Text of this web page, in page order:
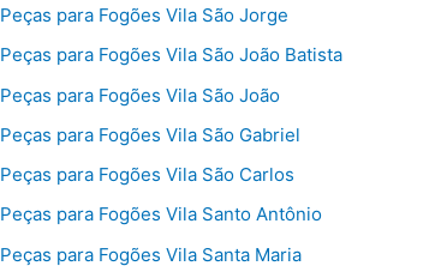
Peças para Fogões Vila São Jorge
Peças para Fogões Vila São João Batista
Peças para Fogões Vila São João
Peças para Fogões Vila São Gabriel
Peças para Fogões Vila São Carlos
Peças para Fogões Vila Santo Antônio
Peças para Fogões Vila Santa Maria